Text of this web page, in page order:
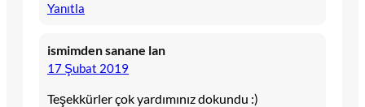
Yanıtla
ismimden sanane lan
17 Şubat 2019
Teşekkürler çok yardımınız dokundu :)